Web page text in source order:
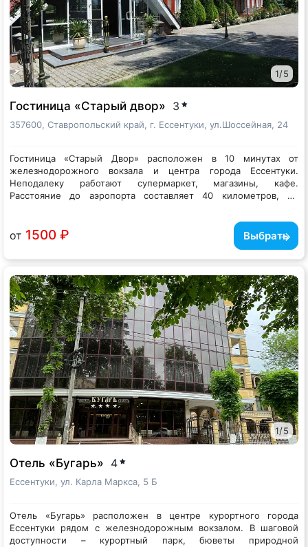
1/5
Гостиница «Старый двор» 3
357600, Ставропольский край, г. Ессентуки, ул.Шоссейная, 24
Гостиница «Старый Двор» расположен в 10 минутах от
железнодорожного вокзала и центра города Ессентуки.
Неподалеку работают супермаркет, магазины, кафе.
Расстояние до аэропорта составляет 40 километров, до
вместимости, расположился он в 2-этажном корпусе. Все
комнаты оформлены в индивидуальном стиле и украшены
элегантными тканями. Номера оснащены кондиционерами,
плоскими телевизорами и принадлежностями для
который может вместить до 70 человек, имеет продуманный
дизайн интерьера, тихую живую музыку и изысканные блюда в
меню. В летнее время гости могут наслаждаться отдыхом на
открытой веранде.
от 1500 ₽ Выбрать
1/5
Отель «Бугарь» 4
Ессентуки, ул. Карла Маркса, 5 Б
Отель «Бугарь» расположен в центре курортного города
Ессентуки рядом с железнодорожным вокзалом. В шаговой
доступности – курортный парк, бюветы природной